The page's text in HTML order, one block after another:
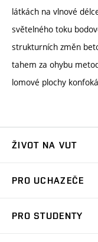
látkách na vlnové
světelného toku
strukturních změn
tahem za ohybu
lomové plochy
ŽIVOT NA VUT
Koleje
PRO UCHAZEČE
PRO STUDENTY